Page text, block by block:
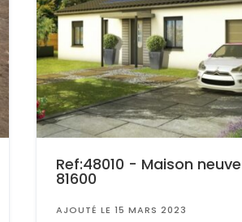
Ref:48010 - Maison
81600
AJOUTÉ LE 15 MARS 2023